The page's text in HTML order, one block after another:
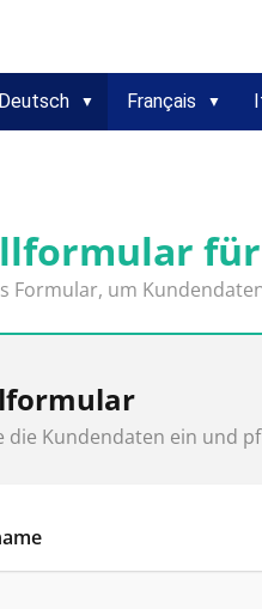
Deutsch Français
Formular, um
die Kundendaten ein und